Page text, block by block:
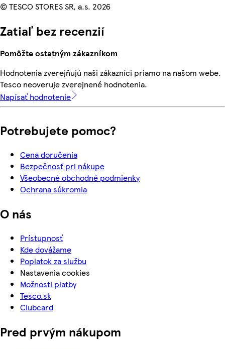
© TESCO STORES SR, a.s. 2026
Zatiaľ bez recenzií
Pomôžte ostatným zákazníkom
Hodnotenia zverejňujú naši zákazníci priamo na našom webe.
Tesco neoveruje zverejnené hodnotenia.
Napísať hodnotenie
Potrebujete pomoc?
Cena doručenia
Bezpečnosť pri nákupe
Všeobecné obchodné podmienky
Ochrana súkromia
O nás
Prístupnosť
Kde dovážame
Poplatok za službu
Nastavenia cookies
Možnosti platby
Tesco.sk
Clubcard
Pred prvým nákupom